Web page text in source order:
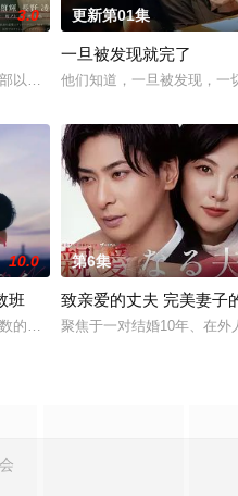
3.0
以处于上下级关系的文原一良与东
更新第01集
一旦被发现就完了
他们知道，一旦被发现，一
10.0
班
的顶级豪华医院“圣菲奥娜医院”
第6集
致亲爱的丈夫 完美妻子
聚焦于一对结婚10年、在外